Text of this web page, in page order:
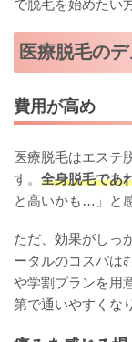
で脱毛を始めたい
医療脱毛の
費用が高め
医療脱毛はエステ
す。 全身脱毛であ
と高いかも…」と
ただ、効果がしっ
ータルのコスパは
や学割プランを用
第で通いやすくな